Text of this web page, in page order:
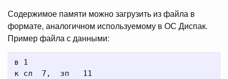
Содержимое памяти можно загрузить из файла в
формате, аналогичном используемому в ОС Диспак.
Пример файла с данными:
в 1
к сл  7,  зп   11